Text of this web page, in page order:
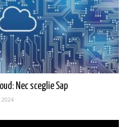
Nec sceglie Sap